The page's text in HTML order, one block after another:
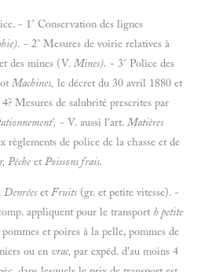
- 1° Conservation des lignes
- 2° Mesures de voirie relatives à
des mines (V. Mines). - 3° Police des
Machines, le décret du 30 avril 1880 et
Mesures de salubrité prescrites par
- V. aussi l'art. Matières
règlements de police de la chasse et de
Pêche etPoissons frais.
Denrées etFruits (gr. et petite vitesse). -
appliquent pour le transporth petite
et poires à la pelle, pommes de
ou en vrac, par expéd. d'au moins 4